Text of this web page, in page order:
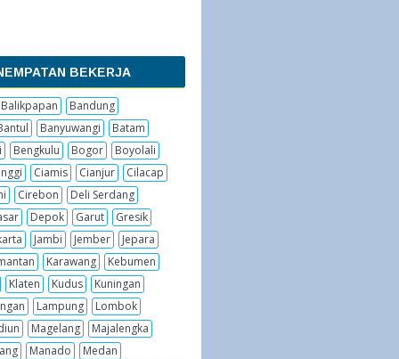
BEKERJA
Balikpapan
Bandung
Banyuwangi
Batam
Bengkulu Bogor
Boyolali
Ciamis Cianjur
Cilacap
Cirebon
Deli Serdang
Depok Garut
Gresik
Jambi Jember
Jepara
Karawang
Kebumen
Klaten
Kudus
Kuningan
Lampung
Lombok
Magelang
Majalengka
Manado
Medan